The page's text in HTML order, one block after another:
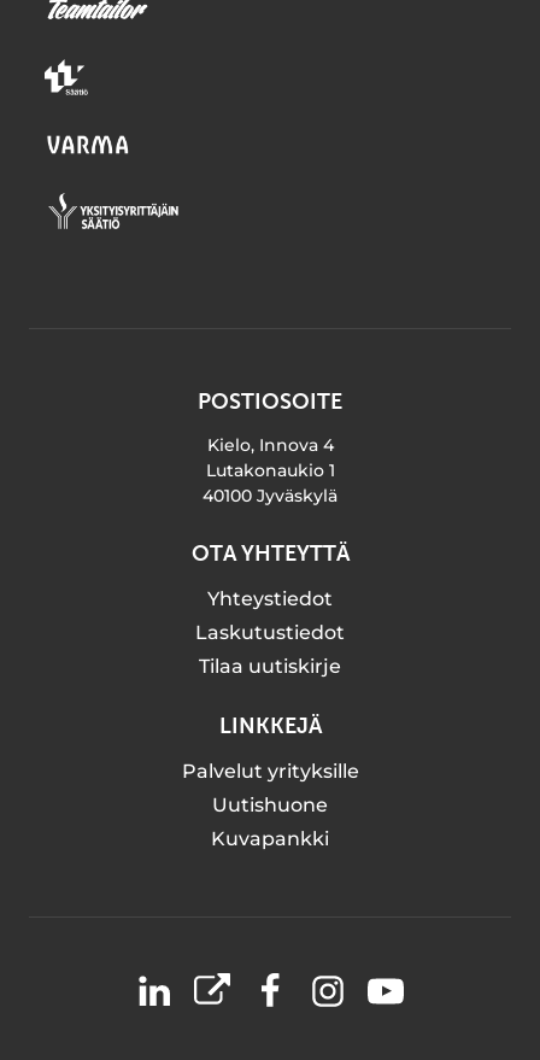
POSTIOSOITE
Kielo, Innova 4
Lutakonaukio 1
40100 Jyväskylä
OTA YHTEYTTÄ
Yhteystiedot
Laskutustiedot
Tilaa uutiskirje
LINKKEJÄ
Palvelut yrityksille
Uutishuone
Kuvapankki
LinkedIn
X FacebookInstagramYouTube